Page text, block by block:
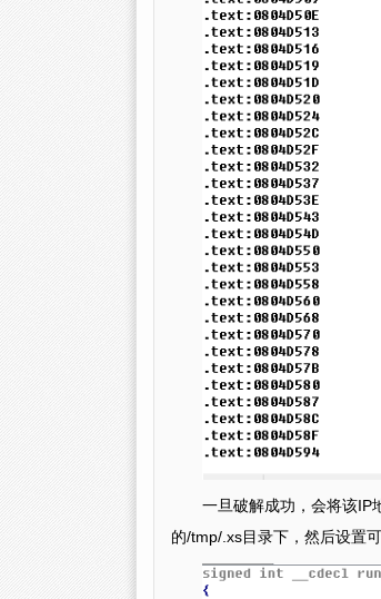
一旦破解成功，会将该IP
的/tmp/.xs目录下，然后设置